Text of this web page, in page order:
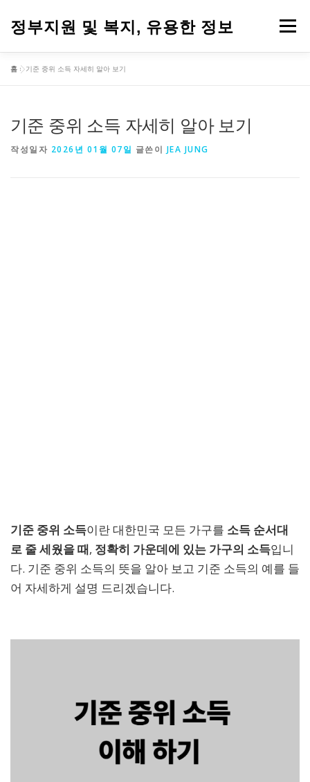
정부지원 및 복지, 유용한 정보 메뉴
홈 »기준 중위 소득 자세히 알아 보기
기준 중위 소득 자세히 알아 보기
작성일자 2026년 01월 07일 글쓴이 JEA JUNG
기준 중위 소득이란 대한민국 모든 가구를 소득 순서대
로 줄 세웠을 때, 정확히 가운데에 있는 가구의 소득입니
다. 기준 중위 소득의 뜻을 알아 보고 기준 소득의 예를 들
어 자세하게 설명 드리겠습니다.